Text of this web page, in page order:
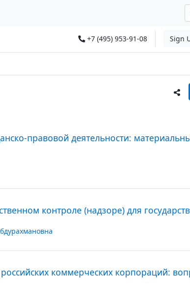
+7 (495) 953-91-08 Sign
правовой деятельности:
контроле (надзоре) для
коммерческих корпораций: